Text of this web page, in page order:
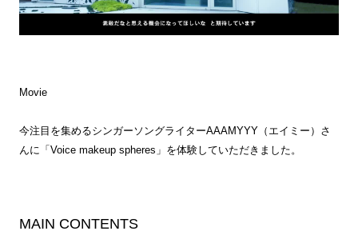
画
生
Movie
今注目を集めるシンガーソングライターAAAMYYY（エイミー）さ
んに「Voice makeup spheres」を体験していただきました。
MAIN CONTENTS